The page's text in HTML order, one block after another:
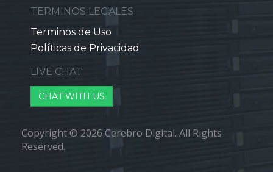
TERMINOS LEGALES
Terminos de Uso
Políticas de Privacidad
LIVE CHAT
CHAT WITH US
Copyright © 2026 Cerebro Digital. All Rights
Reserved.